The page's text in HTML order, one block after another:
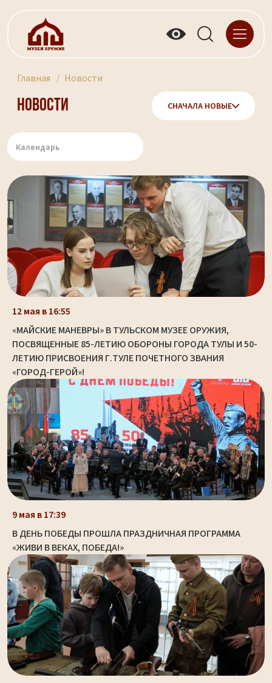
Главная Новости
Новости СНАЧАЛА НОВЫЕ
12 мая в 16:55
«МАЙСКИЕ МАНЕВРЫ» В ТУЛЬСКОМ МУЗЕЕ ОРУЖИЯ,
ПОСВЯЩЕННЫЕ 85-ЛЕТИЮ ОБОРОНЫ ГОРОДА ТУЛЫ И 50-
ЛЕТИЮ ПРИСВОЕНИЯ Г.ТУЛЕ ПОЧЕТНОГО ЗВАНИЯ
«ГОРОД-ГЕРОЙ»!
9 мая в 17:39
В ДЕНЬ ПОБЕДЫ ПРОШЛА ПРАЗДНИЧНАЯ ПРОГРАММА
«ЖИВИ В ВЕКАХ, ПОБЕДА!»